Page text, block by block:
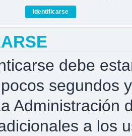
debe
segundos
Administración
a los